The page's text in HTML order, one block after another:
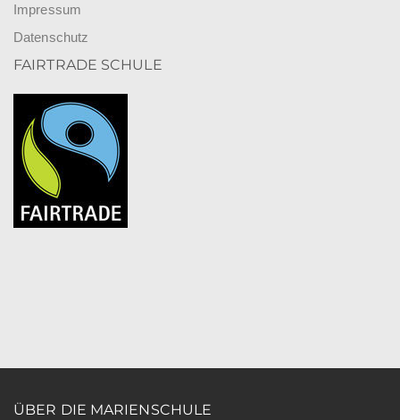
Impressum
Datenschutz
FAIRTRADE SCHULE
ÜBER DIE MARIENSCHULE